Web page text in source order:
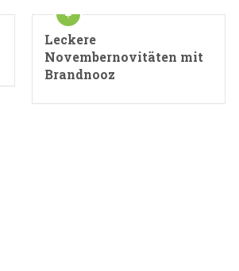
Leckere
Novembernovitäten mit
Brandnooz